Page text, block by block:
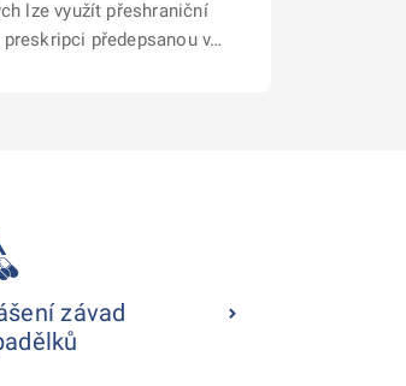
lze využít přeshraniční
předepsanou v…
závad